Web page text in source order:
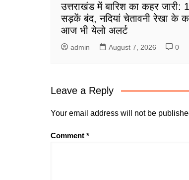
उत्तराखंड में बारिश का कहर जारी:
सड़कें बंद, नदियां चेतावनी रेखा के
आज भी येलो अलर्ट
admin August 7, 2026 0
Leave a Reply
Your email address will not be
Comment *